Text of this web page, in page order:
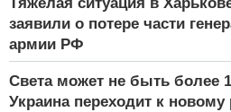
заявили о потере части
армии РФ
Света может не быть более
Украина переходит к